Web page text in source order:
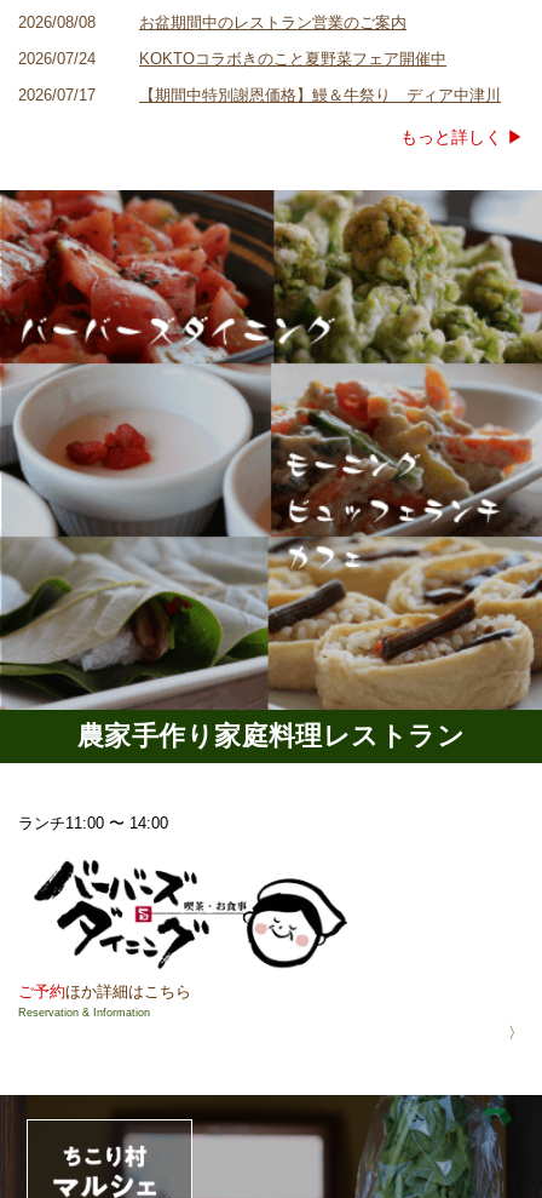
2026/08/08
お盆期間中のレストラン営業のご案内
2026/07/24
KOKTOコラボきのこと夏野菜フェア開催中
2026/07/17
【期間中特別謝恩価格】鰻＆牛祭り ディア中津川
もっと詳しく ▶
農家手作り家庭料理レストラン
ランチ11:00 〜 14:00
ご予約ほか詳細はこちら
Reservation & Information